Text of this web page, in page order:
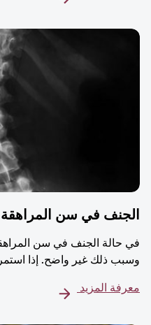
الجنف في سن المراهقة
في حالة الجنف في سن
وسبب ذلك غير واضح. إذا
معرفة المزيد